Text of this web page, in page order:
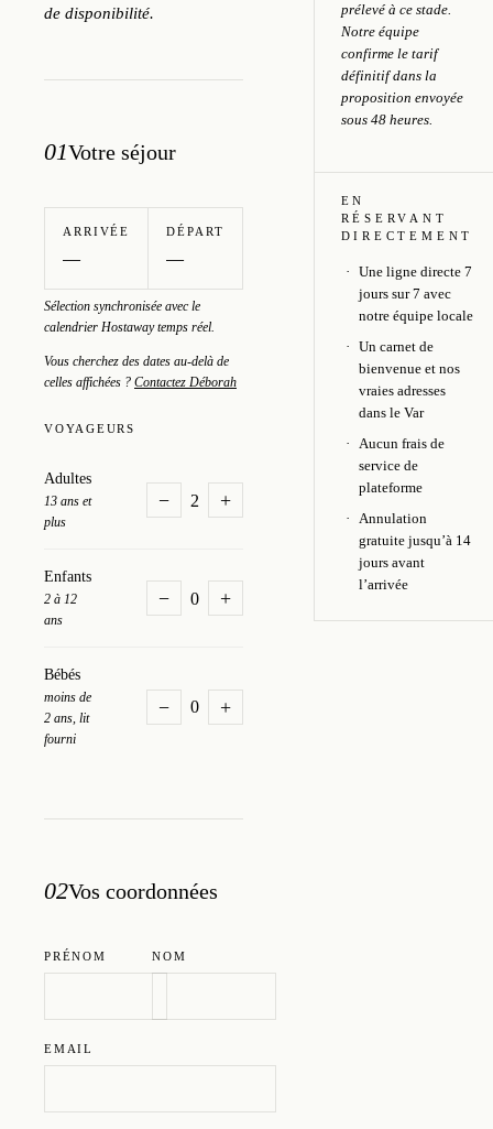
de disponibilité.
01Votre séjour
ARRIVÉE DÉPART
Sélection synchronisée avec le
calendrier Hostaway temps réel.
Vous cherchez des dates au-delà de
celles affichées ? Contactez Déborah
VOYAGEURS
Adultes
13 ans et
plus
− 2 +
Enfants
2 à 12
ans
− 0 +
Bébés
moins de
2 ans, lit
fourni
− 0 +
02Vos coordonnées
PRÉNOM NOM
EMAIL
prélevé à ce stade.
Notre équipe
confirme le tarif
définitif dans la
proposition envoyée
sous 48 heures.
EN
RÉSERVANT
DIRECTEMENT
Une ligne directe 7
jours sur 7 avec
notre équipe locale
Un carnet de
bienvenue et nos
vraies adresses
dans le Var
Aucun frais de
service de
plateforme
Annulation
gratuite jusqu’à 14
jours avant
l’arrivée